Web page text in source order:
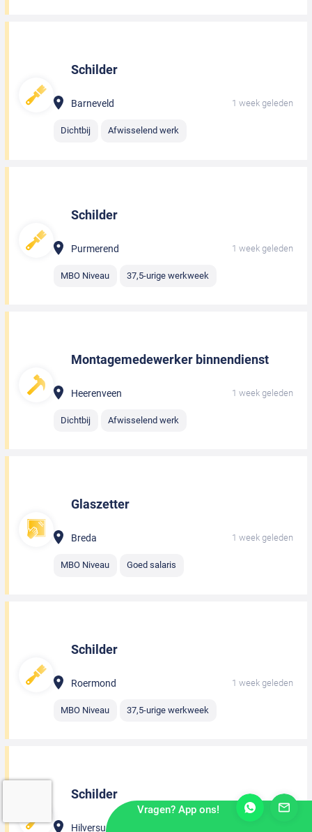
Schilder
Barneveld 1 week geleden
Dichtbij Afwisselend werk
Schilder
Purmerend 1 week geleden
MBO Niveau 37,5-urige werkweek
Montagemedewerker binnendienst
Heerenveen 1 week geleden
Dichtbij Afwisselend werk
Glaszetter
Breda 1 week geleden
MBO Niveau Goed salaris
Schilder
Roermond 1 week geleden
MBO Niveau 37,5-urige werkweek
Schilder
Hilversum
Vragen? App ons!